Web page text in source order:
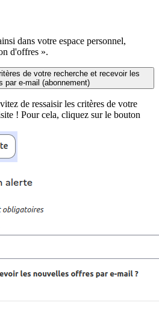
dans votre espace personnel,
d'offres ».
de votre recherche et recevoir les
par e-mail (abonnement)
de ressaisir les critères de votre
! Pour cela, cliquez sur le bouton